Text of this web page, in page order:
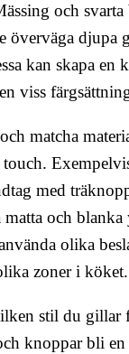
och
överväga djupa
kan skapa
viss
matcha
med
matta och
olika
zoner i köket.
stil du gillar
knoppar bli